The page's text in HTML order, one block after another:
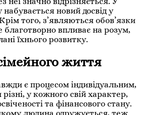
новий досвід у
того, з’являються обов’язки
благотворно впливає на розум,
їхнього розвитку.
життя
є процесом індивідуальним,
у кожного свій характер,
та фінансового стану.